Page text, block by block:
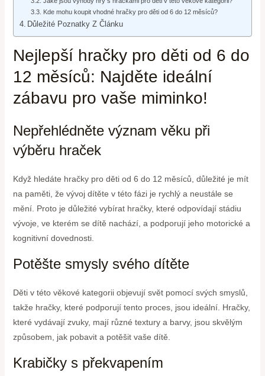
Kde mohu koupit vhodné hračky pro děti od 6 do 12 měsíců?
Důležité Poznatky Z Článku
Nejlepší hračky pro děti od 6 do
12 měsíců: Najděte ideální
zábavu pro vaše miminko!
Nepřehlédněte význam věku při
výběru hraček
Když hledáte hračky pro děti od 6 do 12 měsíců, důležité je mít
na paměti, že vývoj dítěte v této fázi je rychlý a neustále se
mění. Proto je důležité vybírat hračky, které odpovídají stádiu
vývoje, ve kterém se dítě nachází, a podporují jeho motorické a
kognitivní dovednosti.
Potěšte smysly svého dítěte
Děti v této věkové kategorii objevují svět pomocí svých smyslů,
takže hračky, které podporují tento proces, jsou ideální. Hračky,
které vydávají zvuky, mají různé textury a barvy, jsou skvělým
způsobem, jak pobavit a potěšit vaše dítě.
Krabičky s překvapením